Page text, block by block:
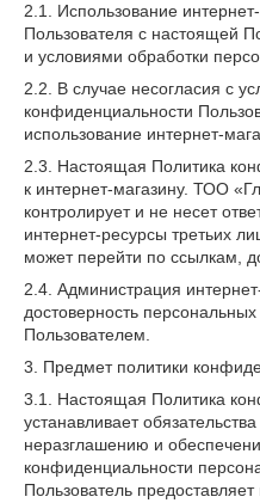
2.1. Использование
Пользователя с настоящей
и условиями обработки
2.2. В случае несогласия с
конфиденциальности
использование интернет-
2.3. Настоящая Политика
к интернет-магазину. ТОО
контролирует и не несет
интернет-ресурсы третьих
может перейти по ссылкам,
2.4. Администрация
достоверность
Пользователем.
3. Предмет политики
3.1. Настоящая Политика
устанавливает
неразглашению и
конфиденциальности
Пользователь